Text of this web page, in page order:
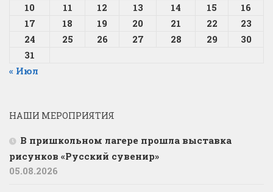
10
11 12 13 14 15
16
17
18 19 20 21 22
23
24
25 26 27 28 29
30
31
« Июл
НАШИ МЕРОПРИЯТИЯ
В пришкольном лагере прошла выставка
рисунков «Русский сувенир»
05.08.2026